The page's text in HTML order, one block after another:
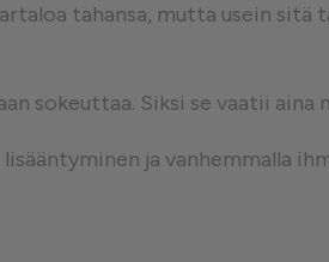
tahansa, mutta usein sitä
sokeuttaa. Siksi se vaatii
ja vanhemmalla